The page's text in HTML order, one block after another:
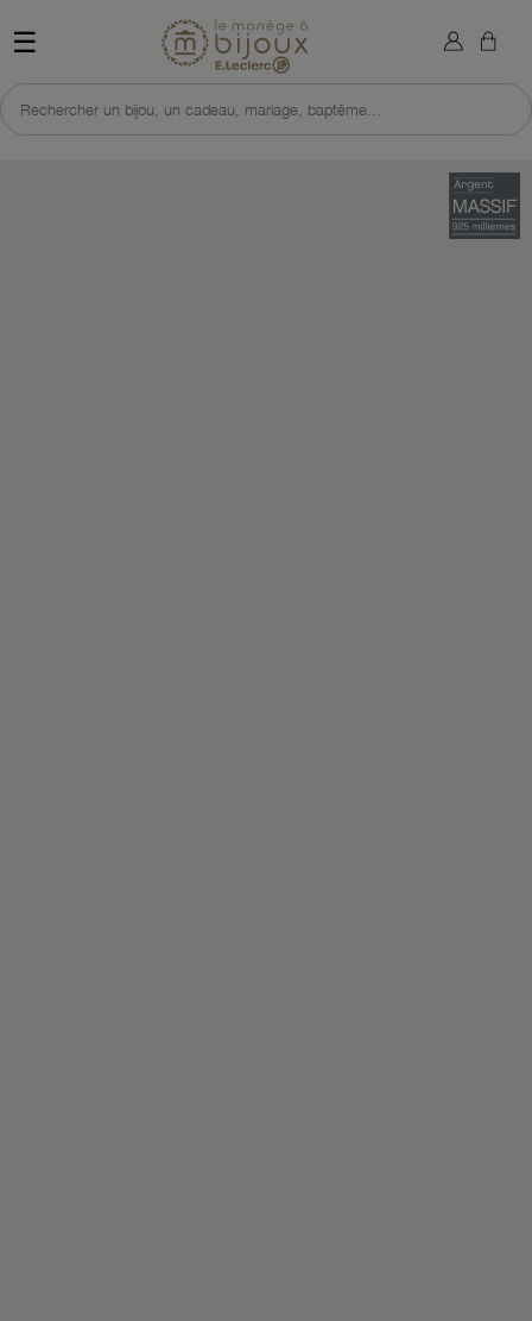
☰ Retour à l'accueil du site
Rechercher un bijou, un cadeau, mariage, baptême...
×